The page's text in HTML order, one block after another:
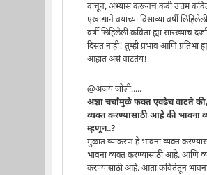
वाचून, अभ्यास करूनच कवी उत्तम
एखाद्याने वयाच्या विसाव्या वर्षी
वर्षी लिहिलेली कविता ह्या सारख्याच
दिसत नाही! तुम्ही प्रभाव आणि
आहात असं वाटतंय!
@अजय जोशी.....
अशा चर्चांमुळे फक्त एवढेच वाटते
व्यक्त करण्यासाठी आहे की भावना
म्हणून..?
मुळात व्याकरण हे भावना व्यक्त
भावना व्यक्त करण्यासाठी आहे. आणि
करण्यासाठी आहे. आता कवितेतून